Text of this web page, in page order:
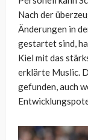
Nach der
Änderungen in
gestartet sind,
Kiel mit das
erklärte Muslic.
gefunden, auch